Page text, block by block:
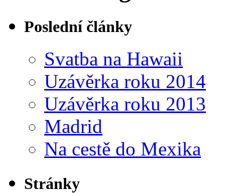
Poslední články
Svatba na Hawaii
Uzávěrka roku 2014
Uzávěrka roku 2013
Madrid
Na cestě do Mexika
Stránky